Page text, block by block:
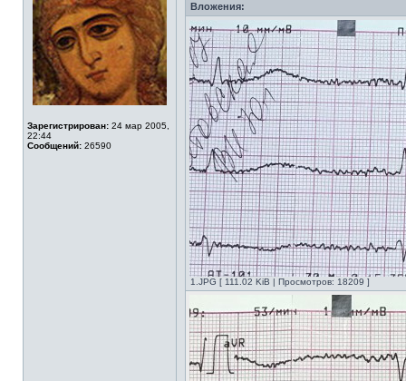
Зарегистрирован: 24 мар 2005,
22:44
Сообщений: 26590
Вложения:
1.JPG [ 111.02 KiB | Просмотров: 18209 ]